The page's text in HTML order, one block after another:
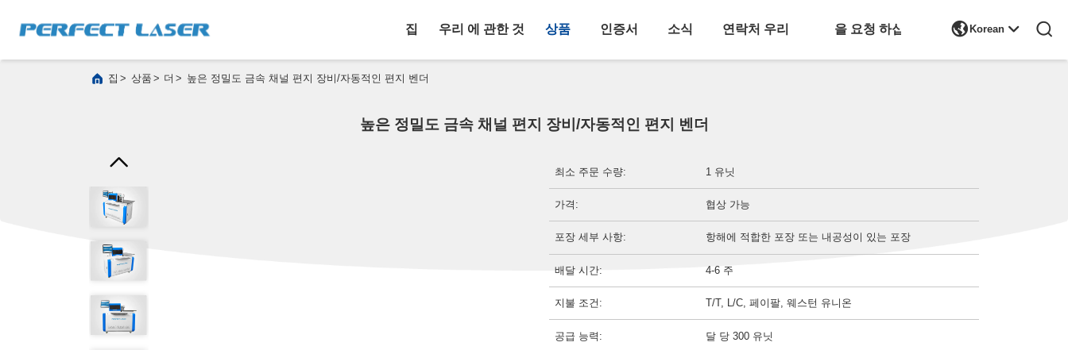
집 우리 에 관한 것 상품 인증서 소식 연락처 우리 인용 을 요청 하십시오 Korean 
집 > 상품 > 더 > 높은 정밀도 금속 채널 편지 장비/자동적인 편지 벤더
높은 정밀도 금속 채널 편지 장비/자동적인 편지 벤더
최소 주문 수량: 1 유닛
가격: 협상 가능
포장 세부 사항: 항해에 적합한 포장 또는 내공성이 있는 포장
배달 시간: 4-6 주
지불 조건: T/T, L/C, 페이팔, 웨스턴 유니온
공급 능력: 달 당 300 유닛